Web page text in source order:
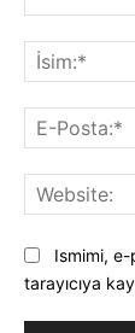
Ismimi,
tarayıcıya